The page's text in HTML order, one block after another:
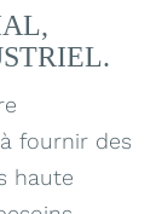
fournir des
haute